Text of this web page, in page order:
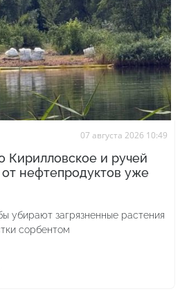
07 августа 2026 10:49
Кирилловское и ручей
нефтепродуктов уже
убирают загрязненные растения
сорбентом